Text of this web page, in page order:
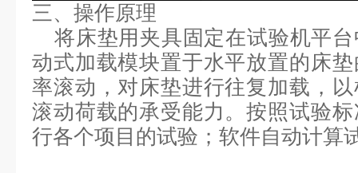
三、操作原理
将床垫用夹具固定在试验机平
动式加载模块置于水平放置的床
率滚动，对床垫进行往复加载，
滚动荷载的承受能力。按照试验
行各个项目的试验；软件自动计算